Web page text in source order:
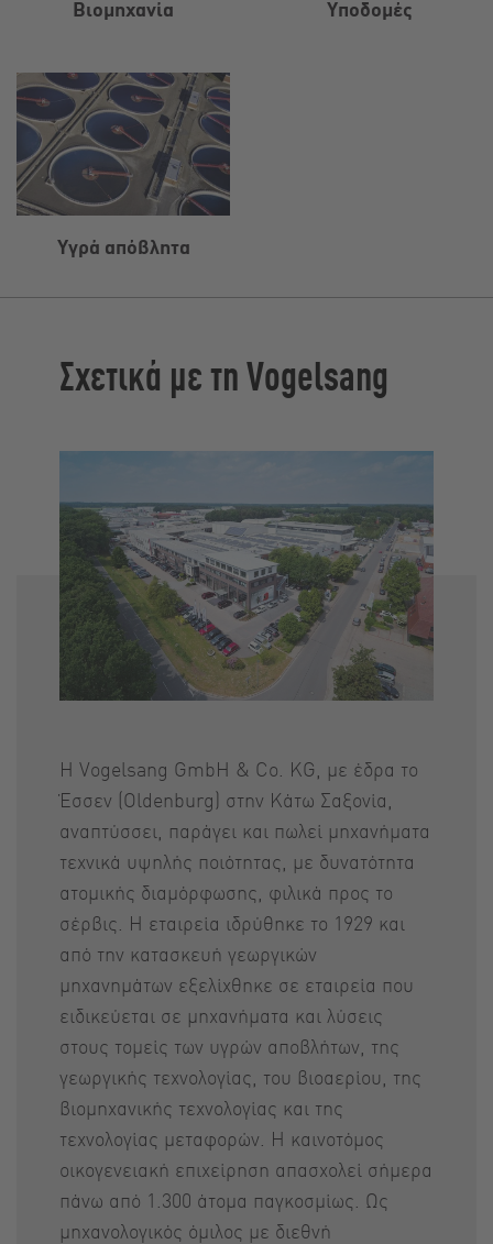
Βιομηχανία Υποδομές
Υγρά απόβλητα
Σχετικά με τη Vogelsang
Η Vogelsang GmbH & Co. KG, με έδρα το
Έσσεν (Oldenburg) στην Κάτω Σαξονία,
αναπτύσσει, παράγει και πωλεί μηχανήματα
τεχνικά υψηλής ποιότητας, με δυνατότητα
ατομικής διαμόρφωσης, φιλικά προς το
σέρβις. Η εταιρεία ιδρύθηκε το 1929 και
από την κατασκευή γεωργικών
μηχανημάτων εξελίχθηκε σε εταιρεία που
ειδικεύεται σε μηχανήματα και λύσεις
στους τομείς των υγρών αποβλήτων, της
γεωργικής τεχνολογίας, του βιοαερίου, της
βιομηχανικής τεχνολογίας και της
τεχνολογίας μεταφορών. Η καινοτόμος
οικογενειακή επιχείρηση απασχολεί σήμερα
πάνω από 1.300 άτομα παγκοσμίως. Ως
μηχανολογικός όμιλος με διεθνή